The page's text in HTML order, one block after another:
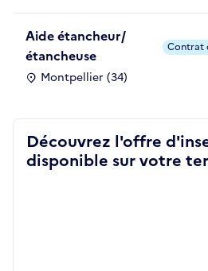
Aide étancheur/
étancheuse
Montpellier (34)
Contrat
Découvrez l'offre
disponible sur votre